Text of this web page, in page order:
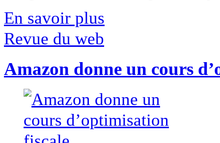
En savoir plus
Revue du web
Amazon donne un cours